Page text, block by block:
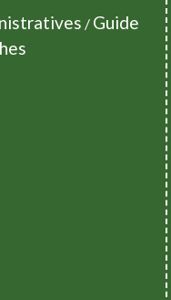
/ Guide